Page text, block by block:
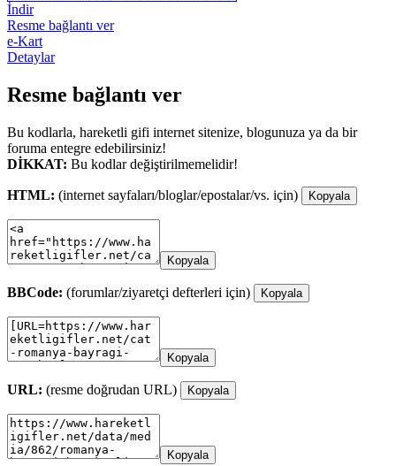
İndir
Resme bağlantı ver
e-Kart
Detaylar
Resme bağlantı ver
Bu kodlarla, hareketli gifi internet sitenize, blogunuza ya da bir
foruma entegre edebilirsiniz!
DİKKAT: Bu kodlar değiştirilmemelidir!
HTML: (internet sayfaları/bloglar/epostalar/vs. için) Kopyala
Kopyala
BBCode: (forumlar/ziyaretçi defterleri için) Kopyala
Kopyala
URL: (resme doğrudan URL) Kopyala
Kopyala